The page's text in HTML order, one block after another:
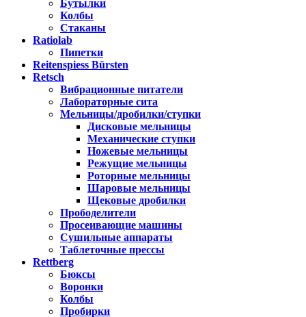
Бутылки
Колбы
Стаканы
Ratiolab
Пипетки
Reitenspiess Bürsten
Retsch
Вибрационные питатели
Лабораторные сита
Мельницы/дробилки/ступки
Дисковые мельницы
Механические ступки
Ножевые мельницы
Режущие мельницы
Роторные мельницы
Шаровые мельницы
Щековые дробилки
Прободелители
Просеивающие машины
Сушильные аппараты
Таблеточные прессы
Rettberg
Бюксы
Воронки
Колбы
Пробирки